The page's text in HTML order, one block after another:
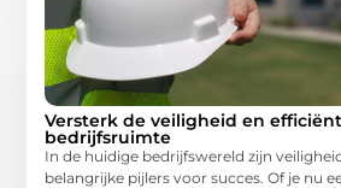
Versterk de veiligheid en
bedrijfsruimte
In de huidige bedrijfswereld zijn
belangrijke pijlers voor succes. Of je nu